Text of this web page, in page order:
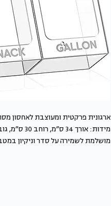
ארגונית פרקטית ומעוצבת לאחסון
מידות: אורך 34 ס”מ, רוחב 30 ס”מ, גובה 8 ס”מ.
מושלמת לשמירה על סדר וניקיון